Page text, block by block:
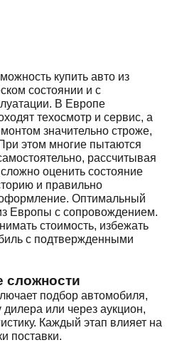
купить авто из
состоянии и с
В Европе
техосмотр и сервис, а
значительно строже,
этом многие пытаются
рассчитывая
оценить состояние
и правильно
оформление. Оптимальный
Европы с сопровождением.
стоимость, избежать
с подтвержденными
сложности
подбор автомобиля,
или через аукцион,
Каждый этап влияет на
поставки.